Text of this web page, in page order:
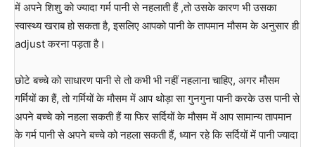
में अपने शिशु को ज्यादा गर्म पानी से नहलाती हैं ,तो उसके कारण भी उसका
स्वास्थ्य खराब हो सकता है, इसलिए आपको पानी के तापमान मौसम के अनुसार ही
adjust करना पड़ता है।
छोटे बच्चे को साधारण पानी से तो कभी भी नहीं नहलाना चाहिए, अगर मौसम
गर्मियों का हैं, तो गर्मियों के मौसम में आप थोड़ा सा गुनगुना पानी करके उस पानी से
अपने बच्चे को नहला सकती हैं या फिर सर्दियों के मौसम में आप सामान्य तापमान
के गर्म पानी से अपने बच्चे को नहला सकती हैं, ध्यान रहे कि सर्दियों में पानी ज्यादा